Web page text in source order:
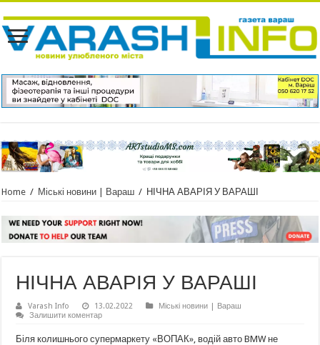
Home / Міські новини | Вараш / НІЧНА АВАРІЯ У ВАРАШІ
НІЧНА АВАРІЯ У ВАРАШІ
Varash Info 13.02.2022
Міські новини | Вараш
Залишити коментар
Біля колишнього супермаркету «ВОПАК», водій авто BMW не